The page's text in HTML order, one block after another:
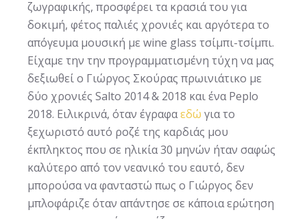
ζωγραφικής, προσφέρει τα κρασιά του για
δοκιμή, φέτος παλιές χρονιές και αργότερα το
απόγευμα μουσική με wine glass τσίμπι-τσίμπι.
Είχαμε την την προγραμματισμένη τύχη να μας
δεξιωθεί ο Γιώργος Σκούρας πρωινιάτικο με
δύο χρονιές Salto 2014 & 2018 και ένα Peplo
2018. Ειλικρινά, όταν έγραφαεδώ για το
ξεχωριστό αυτό ροζέ της καρδιάς μου
έκπληκτος που σε ηλικία 30 μηνών ήταν σαφώς
καλύτερο από τον νεανικό του εαυτό, δεν
μπορούσα να φανταστώ πως ο Γιώργος δεν
μπλοφάριζε όταν απάντησε σε κάποια ερώτηση